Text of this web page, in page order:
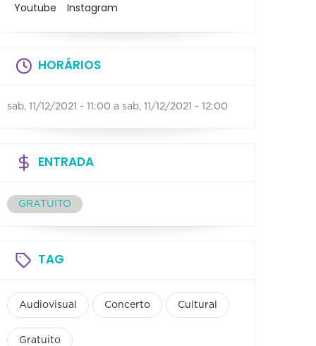
Youtube Instagram
HORÁRIOS
sab, 11/12/2021 - 11:00 a sab, 11/12/2021 - 12:00
ENTRADA
GRATUITO
TAG
Audiovisual Concerto Cultural
Gratuito